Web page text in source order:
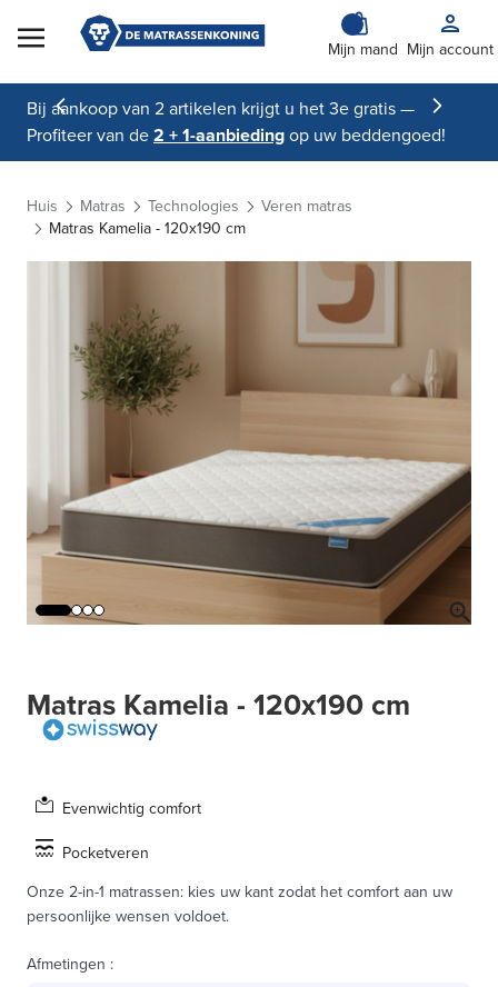
Skip to Content
Mijn mand Mijn account
Bij aankoop van 2 artikelen krijgt u het 3e gratis —
Profiteer van de2 + 1-aanbiedingop uw beddengoed!
Huis Matras Technologies
Veren matras
Matras Kamelia - 120x190 cm
Matras Kamelia - 120x190 cm
Evenwichtig comfort
Pocketveren
Onze 2-in-1 matrassen: kies uw kant zodat het comfort aan uw
persoonlijke wensen voldoet.
Afmetingen :